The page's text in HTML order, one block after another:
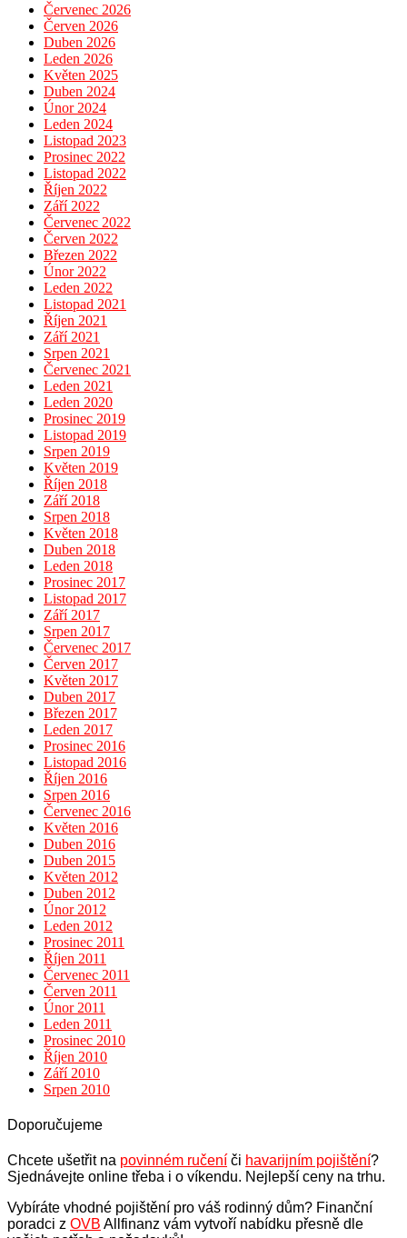
Červenec 2026
Červen 2026
Duben 2026
Leden 2026
Květen 2025
Duben 2024
Únor 2024
Leden 2024
Listopad 2023
Prosinec 2022
Listopad 2022
Říjen 2022
Září 2022
Červenec 2022
Červen 2022
Březen 2022
Únor 2022
Leden 2022
Listopad 2021
Říjen 2021
Září 2021
Srpen 2021
Červenec 2021
Leden 2021
Leden 2020
Prosinec 2019
Listopad 2019
Srpen 2019
Květen 2019
Říjen 2018
Září 2018
Srpen 2018
Květen 2018
Duben 2018
Leden 2018
Prosinec 2017
Listopad 2017
Září 2017
Srpen 2017
Červenec 2017
Červen 2017
Květen 2017
Duben 2017
Březen 2017
Leden 2017
Prosinec 2016
Listopad 2016
Říjen 2016
Srpen 2016
Červenec 2016
Květen 2016
Duben 2016
Duben 2015
Květen 2012
Duben 2012
Únor 2012
Leden 2012
Prosinec 2011
Říjen 2011
Červenec 2011
Červen 2011
Únor 2011
Leden 2011
Prosinec 2010
Říjen 2010
Září 2010
Srpen 2010
Doporučujeme
Chcete ušetřit na povinném ručení či havarijním pojištění?
Sjednávejte online třeba i o víkendu. Nejlepší ceny na trhu.
Vybíráte vhodné pojištění pro váš rodinný dům? Finanční
poradci z OVB Allfinanz vám vytvoří nabídku přesně dle